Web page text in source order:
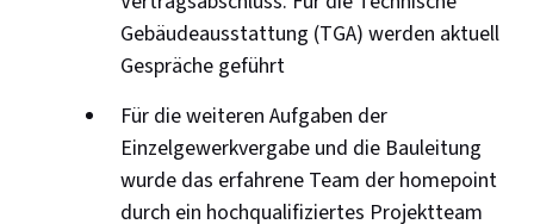
Gebäudeausstattung (TGA) werden aktuell
Gespräche geführt
Für die weiteren Aufgaben der
Einzelgewerkvergabe und die Bauleitung
wurde das erfahrene Team der homepoint
durch ein hochqualifiziertes Projektteam